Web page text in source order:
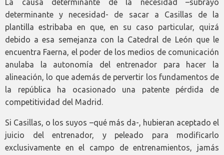
La causa determinante de la necesidad –subrayo
determinante y necesidad- de sacar a Casillas de la
plantilla estribaba en que, en su caso particular, quizá
debido a esa semejanza con la Catedral de León que le
encuentra Faerna, el poder de los medios de comunicación
anulaba la autonomía del entrenador para hacer la
alineación, lo que además de pervertir los fundamentos de
la república ha ocasionado una patente pérdida de
competitividad del Madrid.
Si Casillas, o los suyos –qué más da-, hubieran aceptado el
juicio del entrenador, y peleado para modificarlo
exclusivamente en el campo de entrenamientos, jamás